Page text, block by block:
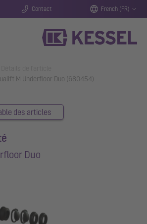
Contact French (FR)
M Underfloor Duo (680454)
des articles
Duo